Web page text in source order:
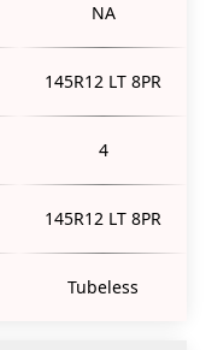
NA
145R12 LT 8PR
4
145R12 LT 8PR
Tubeless